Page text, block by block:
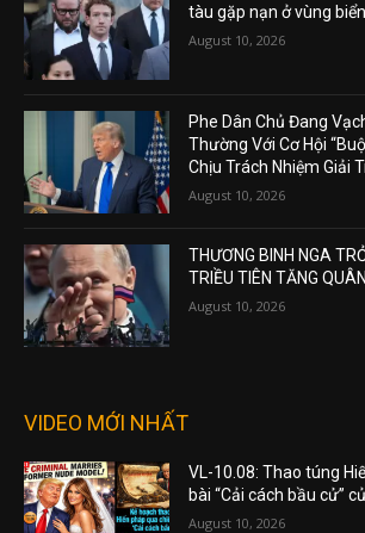
tàu gặp nạn ở vùng
August 10, 2026
Phe Dân Chủ Đang
Thường Với Cơ Hội
Chịu Trách Nhiệm Giải
August 10, 2026
THƯƠNG BINH NGA
TRIỀU TIÊN TĂNG
August 10, 2026
VIDEO MỚI NHẤT
VL-10.08: Thao túng
bài “Cải cách bầu cử”
August 10, 2026